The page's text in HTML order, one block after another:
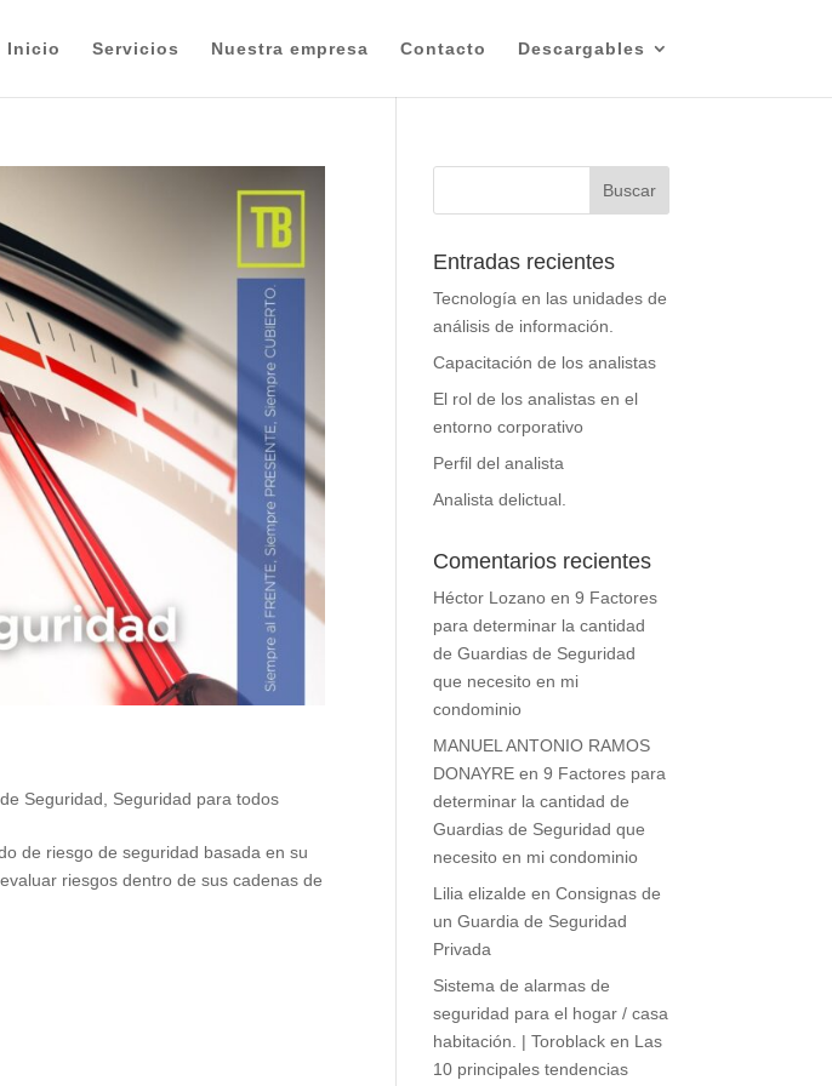
Inicio Servicios Nuestra empresa Contacto Descargables
Seguridad Seguridad para todos
de riesgo de seguridad basada en su
riesgos dentro de sus cadenas de
Entradas recientes
Tecnología en las unidades de
análisis de información.
Capacitación de los analistas
El rol de los analistas en el
entorno corporativo
Perfil del analista
Analista delictual.
Comentarios recientes
Héctor Lozano en9 Factores
para determinar la cantidad
de Guardias de Seguridad
que necesito en mi
condominio
MANUEL ANTONIO RAMOS
DONAYRE en9 Factores para
determinar la cantidad de
Guardias de Seguridad que
necesito en mi condominio
Lilia elizalde enConsignas de
un Guardia de Seguridad
Privada
Sistema de alarmas de
seguridad para el hogar / casa
habitación. | Toroblack en Las
10 principales tendencias